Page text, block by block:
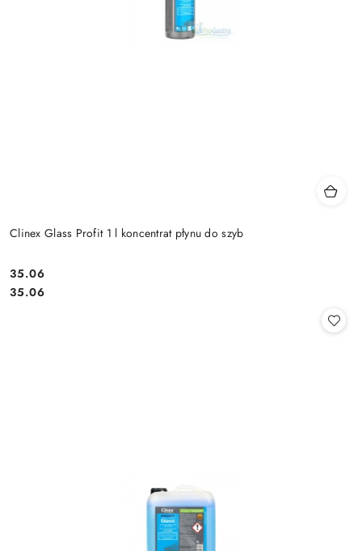
Clinex Glass Profit 1 l koncentrat płynu do szyb
Cena:
35.06
Cena:
35.06